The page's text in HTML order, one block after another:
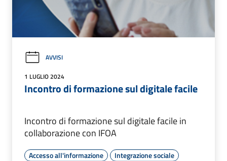
AVVISI
1 LUGLIO 2024
Incontro di formazione sul digitale facile
Incontro di formazione sul digitale facile in
collaborazione con IFOA
Accesso all'informazione Integrazione sociale